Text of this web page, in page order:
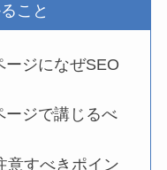
こと
ージになぜSEO
ージで講じるべ
意すべきポイン